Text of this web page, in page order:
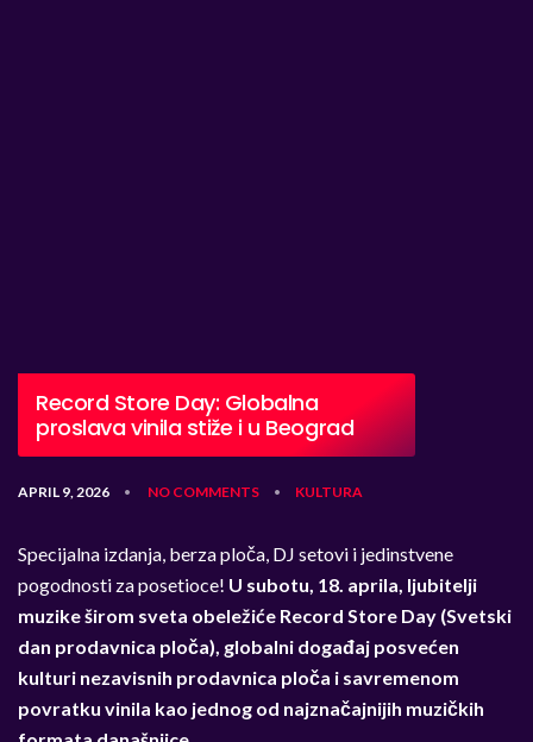
Record Store Day: Globalna
proslava vinila stiže i u Beograd
APRIL 9, 2026 • NO COMMENTS • KULTURA
Specijalna izdanja, berza ploča, DJ setovi i jedinstvene
pogodnosti za posetioce! U subotu, 18. aprila, ljubitelji
muzike širom sveta obeležiće Record Store Day (Svetski
dan prodavnica ploča), globalni događaj posvećen
kulturi nezavisnih prodavnica ploča i savremenom
povratku vinila kao jednog od najznačajnijih muzičkih